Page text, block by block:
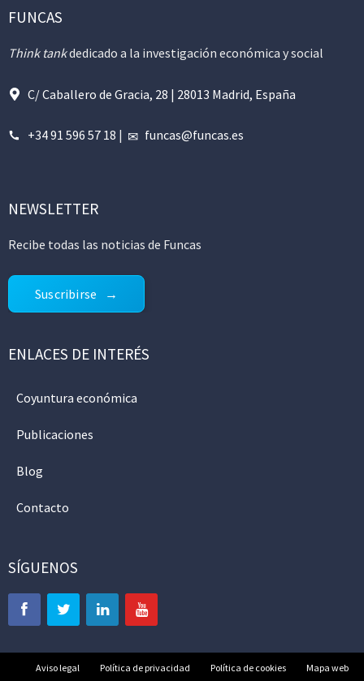
FUNCAS
Think tankdedicado a la investigación económica y social
C/ Caballero de Gracia, 28 | 28013 Madrid, España
+34 91 596 57 18 | funcas@funcas.es
NEWSLETTER
Recibe todas las noticias de Funcas
Suscribirse
ENLACES DE INTERÉS
Coyuntura económica
Publicaciones
Blog
Contacto
SÍGUENOS
Aviso legal Política de privacidad Política de cookies Mapa web